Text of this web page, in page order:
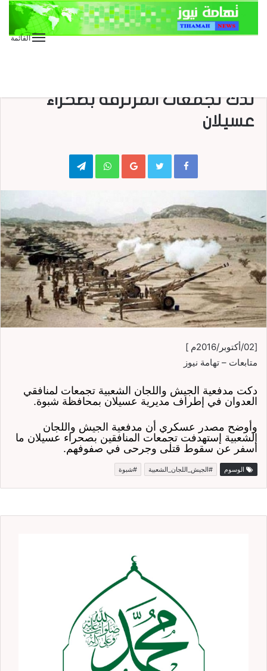
القائمة
تدك تجمعات المرتزقة بصحراء
عسيلان
Google+
WhatsApp
Telegram
[02/أكتوبر/2016م ]
متابعات – تهامة نيوز
دكت مدفعية الجيش واللجان الشعبية تجمعات لمنافقي
العدوان في إطراف مديرية عسيلان بمحافظة شبوة.
وأوضح مصدر عسكري أن مدفعية الجيش واللجان
الشعبية إستهدفت تجمعات المنافقين بصحراء عسيلان ما
أسفر عن سقوط قتلى وجرحى في صفوفهم.
الوسوم #الجيش_اللجان_الشعبية #شبوة